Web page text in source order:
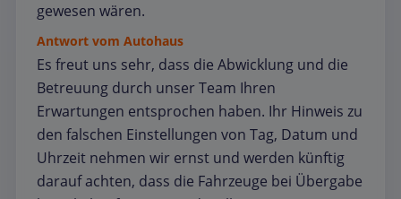
gewesen wären.
Antwort vom Autohaus
Es freut uns sehr, dass die Abwicklung und die
Betreuung durch unser Team Ihren
Erwartungen entsprochen haben. Ihr Hinweis zu
den falschen Einstellungen von Tag, Datum und
Uhrzeit nehmen wir ernst und werden künftig
darauf achten, dass die Fahrzeuge bei Übergabe